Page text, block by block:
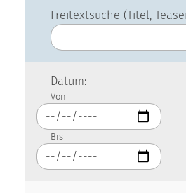
Freitextsuche (Titel,
Datum:
Von
Bis